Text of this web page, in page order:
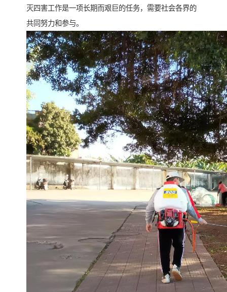
灭四害工作是一项长期而艰巨的任务，需要社会各界的
共同努力和参与。